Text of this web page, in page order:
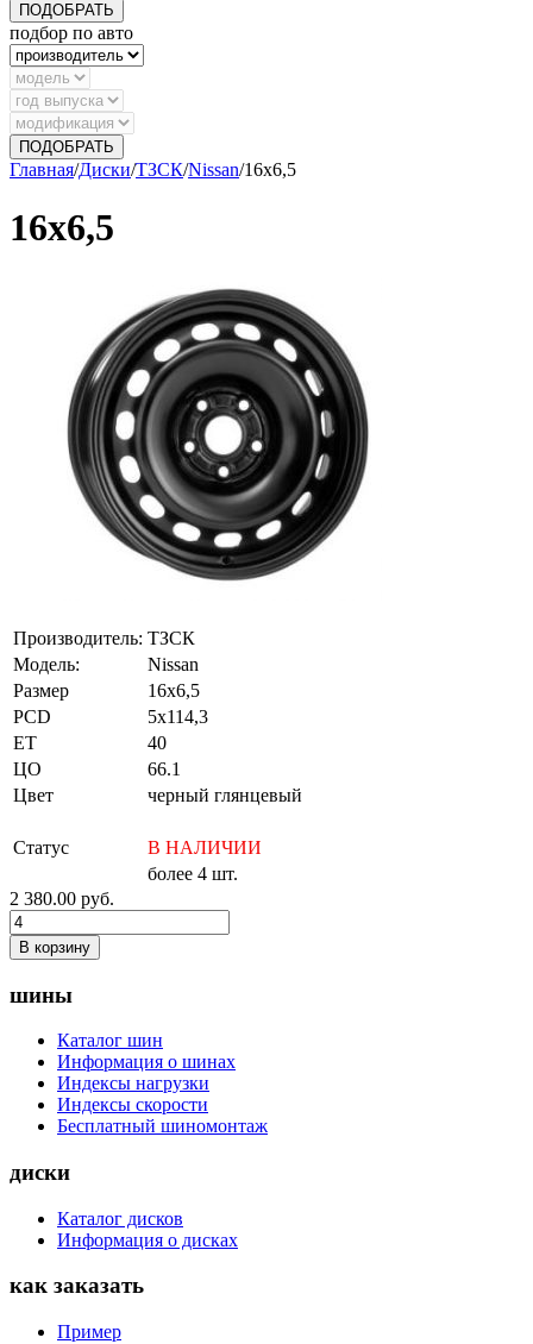
ПОДОБРАТЬ
подбор по авто
ПОДОБРАТЬ
Главная/Диски/ТЗСК/Nissan/16х6,5
16х6,5
Производитель: ТЗСК
Модель:
Nissan
Размер
16х6,5
PCD
5x114,3
ET
40
ЦО
66.1
Цвет
черный глянцевый
Статус
В НАЛИЧИИ
более 4 шт.
2 380.00 руб.
В корзину
шины
Каталог шин
Информация о шинах
Индексы нагрузки
Индексы скорости
Бесплатный шиномонтаж
диски
Каталог дисков
Информация о дисках
как заказать
Пример